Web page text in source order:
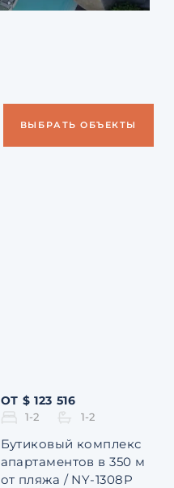
ВЫБРАТЬ ОБЪЕКТЫ
ОТ $ 123 516
1-2 1-2
Бутиковый комплекс
апартаментов в 350 м
от пляжа / NY-1308P